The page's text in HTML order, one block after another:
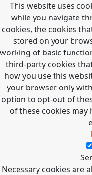
This website uses
while you navigate
cookies, the cookies
stored on your
working of basic
third-party cookies
how you use this
your browser only
option to opt-out of
of these cookies may
Necessary cookies are